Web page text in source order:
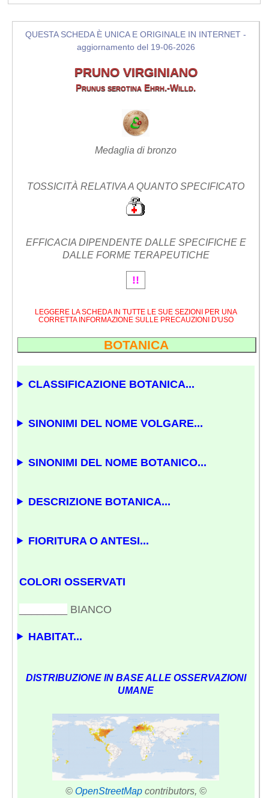
QUESTA SCHEDA È UNICA E ORIGINALE IN INTERNET -
aggiornamento del 19-06-2026
PRUNO VIRGINIANO
Prunus serotina Ehrh.-Willd.
Medaglia di bronzo
TOSSICITÀ RELATIVA A QUANTO SPECIFICATO
EFFICACIA DIPENDENTE DALLE SPECIFICHE E
DALLE FORME TERAPEUTICHE
!!
LEGGERE LA SCHEDA IN TUTTE LE SUE SEZIONI PER UNA
CORRETTA INFORMAZIONE SULLE PRECAUZIONI D'USO
BOTANICA
CLASSIFICAZIONE BOTANICA...
SINONIMI DEL NOME VOLGARE...
SINONIMI DEL NOME BOTANICO...
DESCRIZIONE BOTANICA...
FIORITURA O ANTESI...
COLORI OSSERVATI
BIANCO
HABITAT...
DISTRIBUZIONE IN BASE ALLE OSSERVAZIONI
UMANE
© OpenStreetMapcontributors, ©